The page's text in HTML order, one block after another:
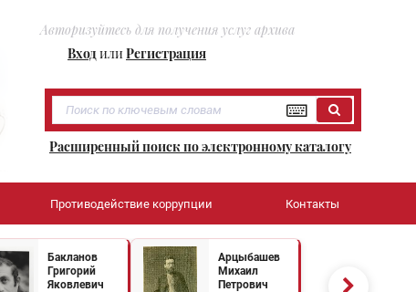
Авторизуйтесь для получения услуг архива
ВходилиРегистрация
Расширенный поиск по электронному каталогу
Противодействие коррупции Контакты
Бакланов
Григорий
Яковлевич
Арцыбашев
Михаил
Петрович